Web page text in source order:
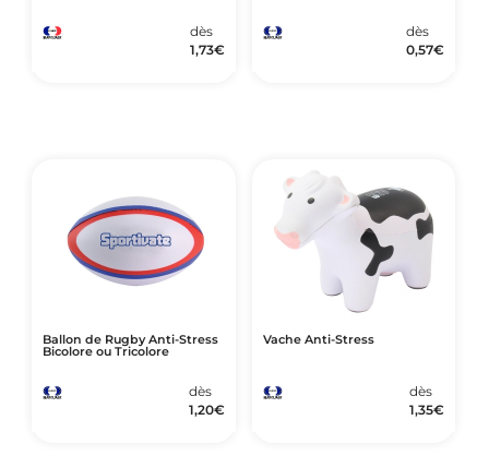
dès
1,73€
dès
0,57€
Ballon de Rugby Anti-Stress
Bicolore ou Tricolore
dès
1,20€
Vache Anti-Stress
dès
1,35€